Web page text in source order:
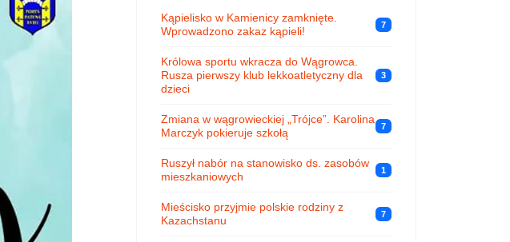
Kąpielisko w Kamienicy zamknięte.
Wprowadzono zakaz kąpieli!
7
Królowa sportu wkracza do Wągrowca.
Rusza pierwszy klub lekkoatletyczny dla
dzieci
3
Zmiana w wągrowieckiej „Trójce”. Karolina
Marczyk pokieruje szkołą
7
Ruszył nabór na stanowisko ds. zasobów
mieszkaniowych
1
Mieścisko przyjmie polskie rodziny z
Kazachstanu
7